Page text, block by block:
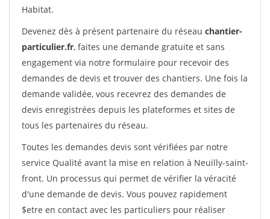
Habitat.
Devenez dès à présent partenaire du réseau chantier-
particulier.fr, faites une demande gratuite et sans
engagement via notre formulaire pour recevoir des
demandes de devis et trouver des chantiers. Une fois la
demande validée, vous recevrez des demandes de
devis enregistrées depuis les plateformes et sites de
tous les partenaires du réseau.
Toutes les demandes devis sont vérifiées par notre
service Qualité avant la mise en relation à Neuilly-saint-
front. Un processus qui permet de vérifier la véracité
d'une demande de devis. Vous pouvez rapidement
$etre en contact avec les particuliers pour réaliser